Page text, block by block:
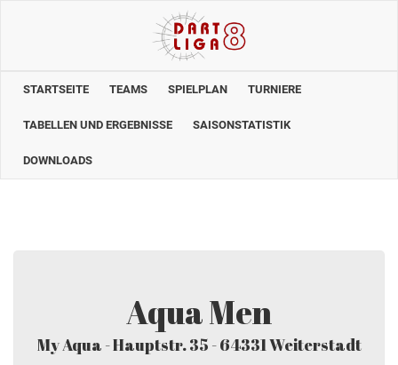
STARTSEITE TEAMS SPIELPLAN TURNIERE
TABELLEN UND ERGEBNISSE SAISONSTATISTIK
DOWNLOADS
Aqua Men
My Aqua - Hauptstr. 35 - 64331 Weiterstadt